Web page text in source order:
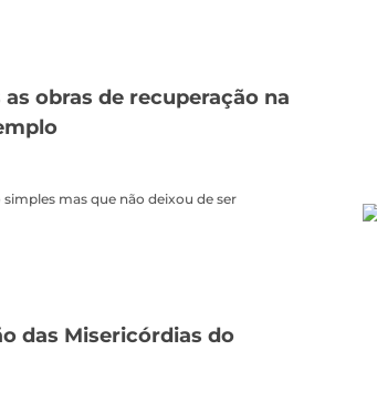
obras de recuperação na
mas que não deixou de ser
das Misericórdias do